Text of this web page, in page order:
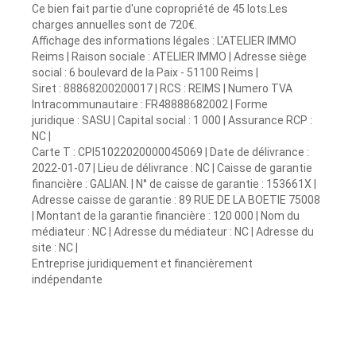
Ce bien fait partie d'une copropriété de 45 lots.Les
charges annuelles sont de 720€.
Affichage des informations légales : L'ATELIER IMMO
Reims | Raison sociale : ATELIER IMMO | Adresse siège
social : 6 boulevard de la Paix - 51100 Reims |
Siret : 88868200200017 | RCS : REIMS | Numero TVA
Intracommunautaire : FR48888682002 | Forme
juridique : SASU | Capital social : 1 000 | Assurance RCP :
NC |
Carte T : CPI51022020000045069 | Date de délivrance :
2022-01-07 | Lieu de délivrance : NC | Caisse de garantie
financière : GALIAN. | N° de caisse de garantie : 153661X |
Adresse caisse de garantie : 89 RUE DE LA BOETIE 75008
| Montant de la garantie financière : 120 000 | Nom du
médiateur : NC | Adresse du médiateur : NC | Adresse du
site : NC |
Entreprise juridiquement et financièrement
indépendante